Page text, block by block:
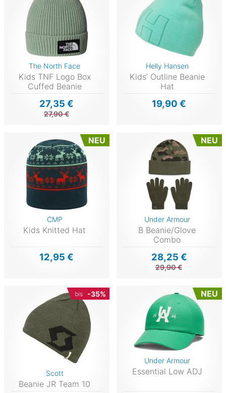
The North Face
Kids TNF Logo Box
Cuffed Beanie
27,35 €
27,90 €
Helly Hansen
Kids’ Outline Beanie
Hat
19,90 €
NEU
CMP
Kids Knitted Hat
12,95 €
NEU
Under Armour
B Beanie/Glove
Combo
28,25 €
29,90 €
bis -35%
Scott
Beanie JR Team 10
NEU
Under Armour
Essential Low ADJ